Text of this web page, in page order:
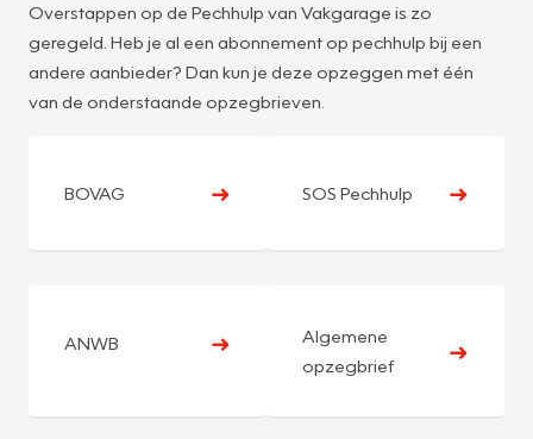
Overstappen op de Pechhulp van Vakgarage is zo
geregeld. Heb je al een abonnement op pechhulp bij een
andere aanbieder? Dan kun je deze opzeggen met één
van de onderstaande opzegbrieven.
BOVAG ➜ SOS Pechhulp ➜
ANWB ➜
Algemene
opzegbrief
➜